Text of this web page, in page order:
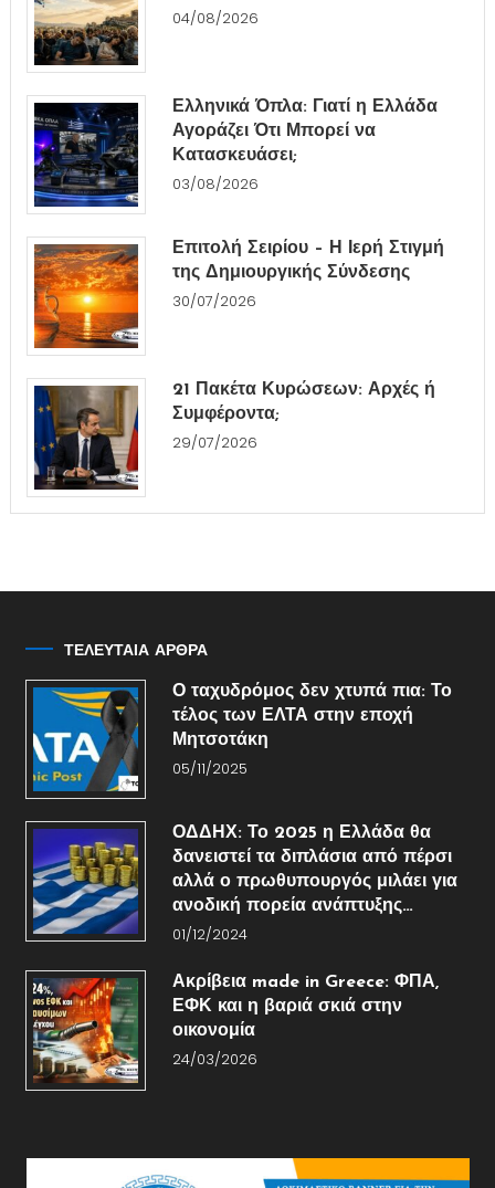
04/08/2026
Ελληνικά Όπλα: Γιατί η Ελλάδα
Αγοράζει Ότι Μπορεί να
Κατασκευάσει;
03/08/2026
Επιτολή Σειρίου – Η Ιερή Στιγμή
της Δημιουργικής Σύνδεσης
30/07/2026
21 Πακέτα Κυρώσεων: Αρχές ή
Συμφέροντα;
29/07/2026
ΤΕΛΕΥΤΑΙΑ ΑΡΘΡΑ
Ο ταχυδρόμος δεν χτυπά πια: Το
τέλος των ΕΛΤΑ στην εποχή
Μητσοτάκη
05/11/2025
ΟΔΔΗΧ: Το 2025 η Ελλάδα θα
δανειστεί τα διπλάσια από πέρσι
αλλά ο πρωθυπουργός μιλάει για
ανοδική πορεία ανάπτυξης…
01/12/2024
Ακρίβεια made in Greece: ΦΠΑ,
ΕΦΚ και η βαριά σκιά στην
οικονομία
24/03/2026